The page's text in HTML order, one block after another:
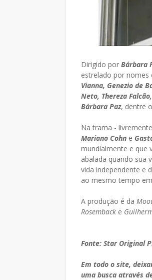
Dirigido por Bárbara
estrelado por nomes
Vianna, Genezio de
Neto, Thereza
Bárbara Paz, dentre
Na trama -
Mariano Cohn e
mundialmente e que
abalada quando sua
vida independente e
ao mesmo tempo
A produção é da
Rosemback e
Fonte: Star Original
Em todo o site,
uma busca através